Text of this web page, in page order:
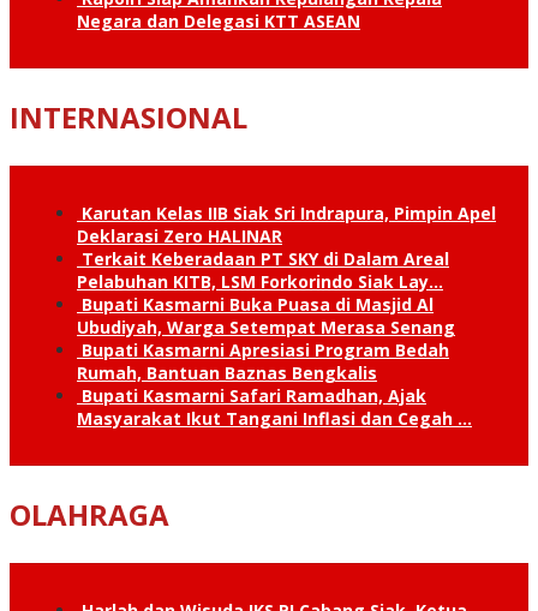
Negara dan Delegasi KTT ASEAN
INTERNASIONAL
Karutan Kelas IIB Siak Sri Indrapura, Pimpin Apel
Deklarasi Zero HALINAR
Terkait Keberadaan PT SKY di Dalam Areal
Pelabuhan KITB, LSM Forkorindo Siak Lay…
Bupati Kasmarni Buka Puasa di Masjid Al
Ubudiyah, Warga Setempat Merasa Senang
Bupati Kasmarni Apresiasi Program Bedah
Rumah, Bantuan Baznas Bengkalis
Bupati Kasmarni Safari Ramadhan, Ajak
Masyarakat Ikut Tangani Inflasi dan Cegah …
OLAHRAGA